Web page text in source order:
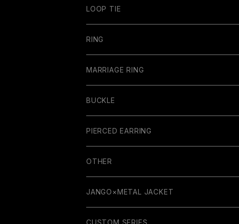
LOOP TIE
RING
MARRIAGE RING
BUCKLE
PIERCED EARRING
OTHER
GUITAR PARTS
RUBBER COLLECTION
JANGO×METAL JACKET
WALLET
CUSTOM SERIES